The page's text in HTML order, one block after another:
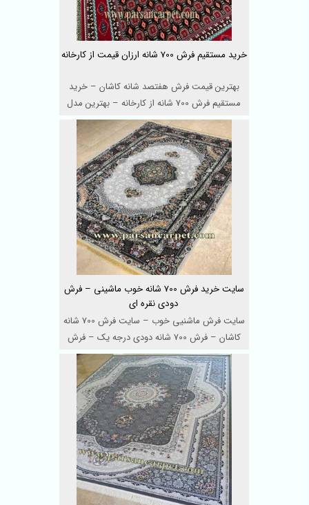
خرید مستقیم فرش 700 شانه ارزان قیمت از کارخانه
بهترین قیمت فرش هفتصد شانه کاشان – خرید
مستقیم فرش 700 شانه از کارخانه – بهترین مدل
فرش ...
سایت خرید فرش 700 شانه خوب ماشینی – فرش
دودی نقره ای
سایت فرش ماشنیی خوب – سایت فرش 700 شانه
کاشان – فرش 700 شانه دودی درجه یک – فرش
ما ...